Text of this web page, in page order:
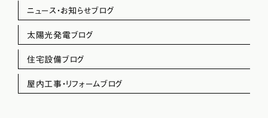
ニュース・お知らせブログ
太陽光発電ブログ
住宅設備ブログ
屋内工事・リフォームブログ